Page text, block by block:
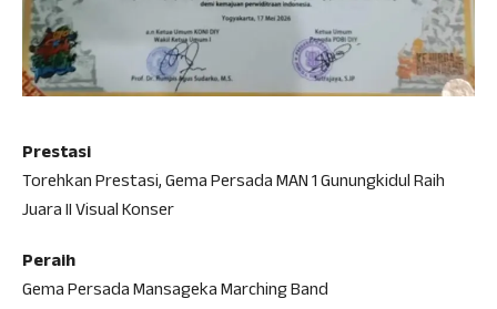
Prestasi
Torehkan Prestasi, Gema Persada MAN 1 Gunungkidul Raih
Juara II Visual Konser
Peraih
Gema Persada Mansageka Marching Band